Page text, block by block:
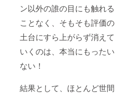
ン以外の誰の目にも触れる
ことなく、そもそも評価の
土台にすら上がらず消えて
いくのは、本当にもったい
ない！
結果として、ほとんど世間